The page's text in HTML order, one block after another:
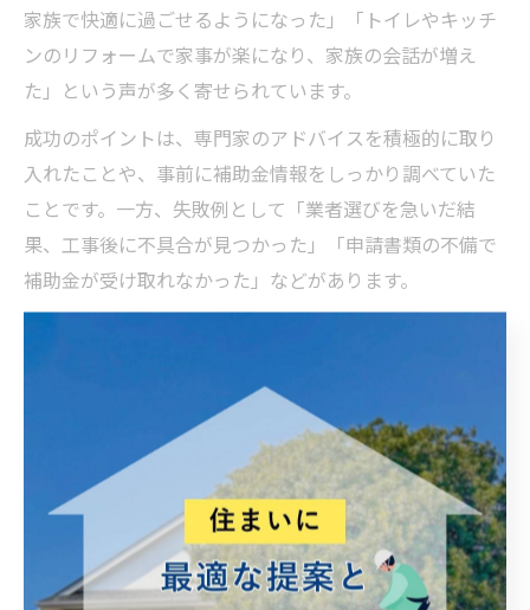
家族で快適に過ごせるようになった」「トイレやキッチ
ンのリフォームで家事が楽になり、家族の会話が増え
た」という声が多く寄せられています。
成功のポイントは、専門家のアドバイスを積極的に取り
入れたことや、事前に補助金情報をしっかり調べていた
ことです。一方、失敗例として「業者選びを急いだ結
果、工事後に不具合が見つかった」「申請書類の不備で
補助金が受け取れなかった」などがあります。
リフォームのために、まずは情報収集と相談から始めて
みてはいかがでしょうか。
補助金活用で叶える理想のリ